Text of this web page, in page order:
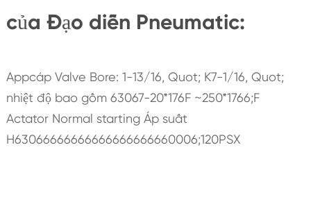
của Đạo diễn Pneumatic:
Appcáp Valve Bore: 1-13/16, Quot; K7-1/16, Quot;
nhiệt độ bao gồm 63067-20*176F ~250*1766;F
Actator Normal starting Áp suất
H63066666666666666666660006;120PSX